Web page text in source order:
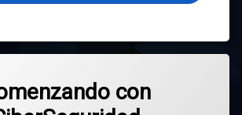
de
claves.
con